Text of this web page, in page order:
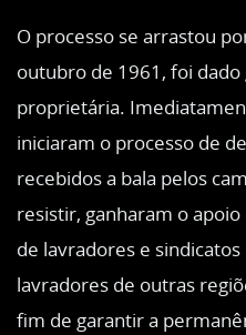
O processo se arrastou
outubro de 1961, foi dado
proprietária.
iniciaram o processo de
recebidos a bala pelos
resistir, ganharam o
de lavradores e
lavradores de outras
fim de garantir a